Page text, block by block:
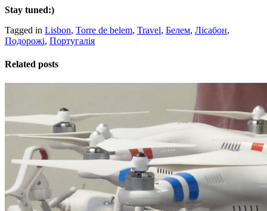
Stay tuned:)
Tagged in Lisbon, Torre de belem, Travel, Белем, Лісабон,
Подорожі, Португалія
Related posts